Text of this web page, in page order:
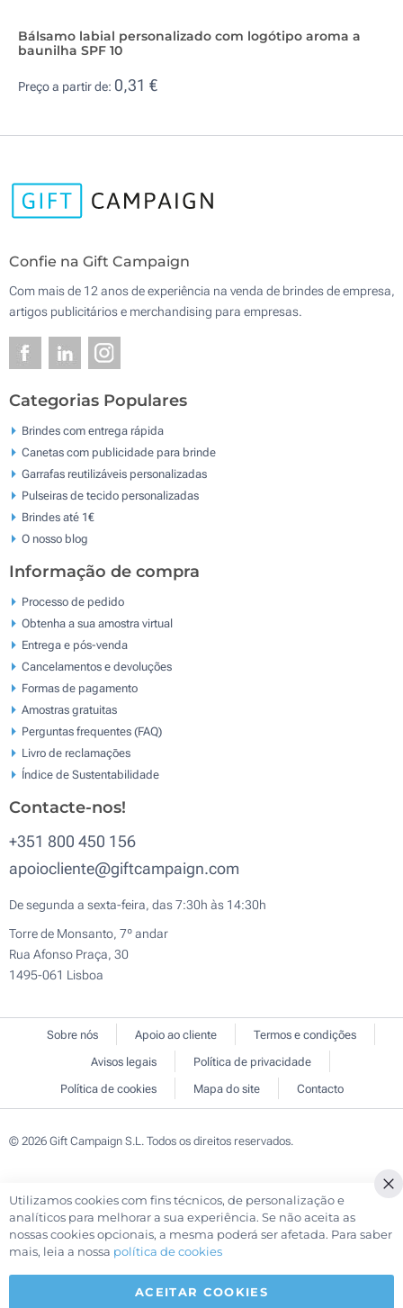
Bálsamo labial personalizado com logótipo aroma a
baunilha SPF 10
Preço a partir de: 0,31 €
Confie na Gift Campaign
Com mais de 12 anos de experiência na venda de brindes de empresa,
artigos publicitários e merchandising para empresas.
Categorias Populares
Brindes com entrega rápida
Canetas com publicidade para brinde
Garrafas reutilizáveis personalizadas
Pulseiras de tecido personalizadas
Brindes até 1€
O nosso blog
Informação de compra
Processo de pedido
Obtenha a sua amostra virtual
Entrega e pós-venda
Cancelamentos e devoluções
Formas de pagamento
Amostras gratuitas
Perguntas frequentes (FAQ)
Livro de reclamaçōes
Índice de Sustentabilidade
Contacte-nos!
+351 800 450 156
apoiocliente@giftcampaign.com
De segunda a sexta-feira, das 7:30h às 14:30h
Torre de Monsanto, 7º andar
Rua Afonso Praça, 30
1495-061 Lisboa
Sobre nós Apoio ao cliente
Termos e condições
Avisos legais
Política de privacidade
Política de cookies
Mapa do site Contacto
© 2026 Gift Campaign S.L. Todos os direitos reservados.
Utilizamos cookies com fins técnicos, de personalização e
analíticos para melhorar a sua experiência. Se não aceita as
nossas cookies opcionais, a mesma poderá ser afetada. Para saber
mais, leia a nossa política de cookies
ACEITAR COOKIES